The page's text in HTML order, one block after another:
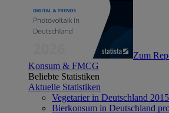
Zum
Konsum & FMCG
Beliebte Statistiken
Aktuelle Statistiken
Vegetarier in Deutschland
Bierkonsum in Deutschland